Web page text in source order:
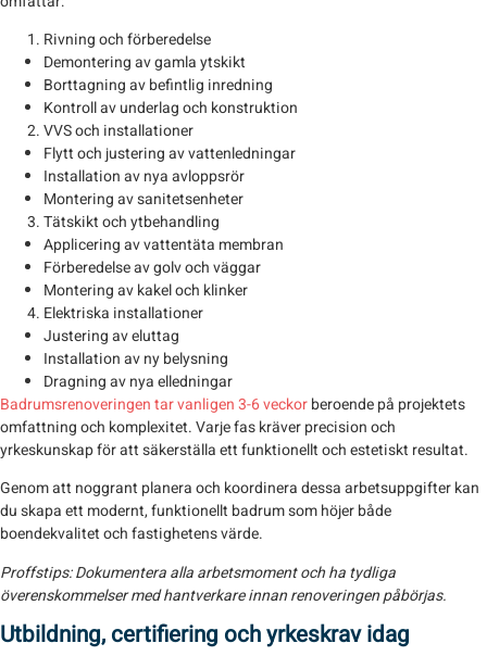
Rivning och förberedelse
Demontering av gamla ytskikt
Borttagning av befintlig inredning
Kontroll av underlag och konstruktion
VVS och installationer
Flytt och justering av vattenledningar
Installation av nya avloppsrör
Montering av sanitetsenheter
Tätskikt och ytbehandling
Applicering av vattentäta membran
Förberedelse av golv och väggar
Montering av kakel och klinker
Elektriska installationer
Justering av eluttag
Installation av ny belysning
Dragning av nya elledningar
Badrumsrenoveringen tar vanligen 3-6 veckorberoende på projektets
omfattning och komplexitet. Varje fas kräver precision och
yrkeskunskap för att säkerställa ett funktionellt och estetiskt resultat.
Genom att noggrant planera och koordinera dessa arbetsuppgifter kan
du skapa ett modernt, funktionellt badrum som höjer både
boendekvalitet och fastighetens värde.
Proffstips:Dokumentera alla arbetsmoment och ha tydliga
överenskommelser med hantverkare innan renoveringen påbörjas.
Utbildning, certifiering och yrkeskrav idag